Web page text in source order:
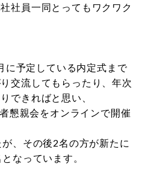
社員一同とってもワクワク
に予定している内定式まで
交流してもらったり、年次
できればと思い、
懇親会をオンラインで開催
、その後2名の方が新たに
なっています。